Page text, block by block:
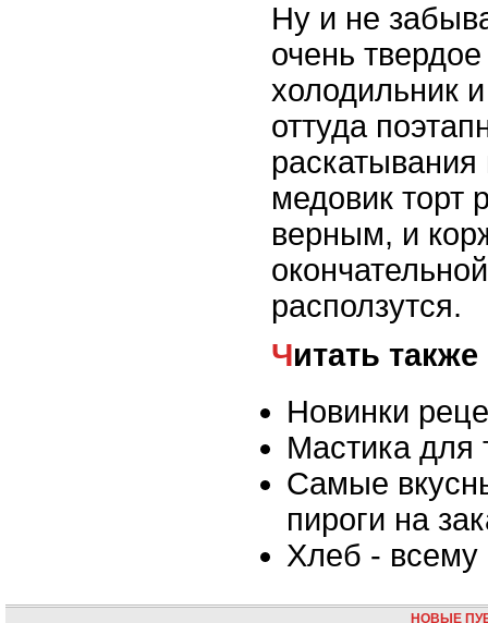
Ну и не
очень
холодильник
оттуда
медовик торт
верным, и
расползутся.
Читать также
Новинки
Мастика для
Самые
пироги на
Хлеб - всему
НОВЫЕ